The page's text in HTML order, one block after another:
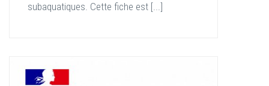
subaquatiques. Cette fiche est [...]